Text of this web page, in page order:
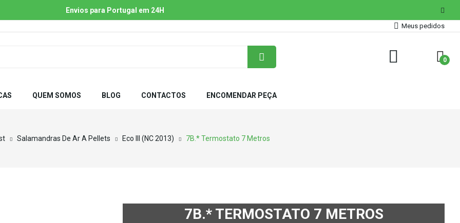
Envios para Portugal em 24H
Meus pedidos
0
QUEM SOMOS BLOG CONTACTOS ENCOMENDAR PEÇA
Salamandras De Ar A Pellets Eco III (NC 2013) 7B.* Termostato 7 Metros
7B.* TERMOSTATO 7 METROS